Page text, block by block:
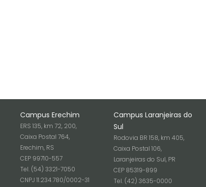
Campus Erechim
ERS 135, km 72, 200,
Caixa Postal 764,
Erechim, RS
CEP 99710-557
Tel. (54) 3321-7050
CNPJ 11.234.780/0002-31
Campus Laranjeiras do
Sul
Rodovia BR 158, km 405,
Caixa Postal 106,
Laranjeiras do Sul, PR
CEP 85319-899
Tel. (42) 3635-0000